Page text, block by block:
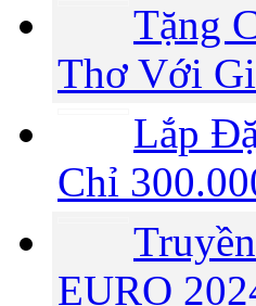
Tặng
Thơ Với
Lắp
Chỉ
EURO